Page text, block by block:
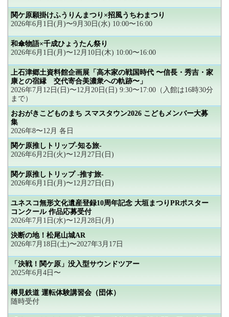
関ケ原願掛けふうりんまつり×招風うちわまつり
2026年6月1日(月)〜9月30日(水) 10:00〜16:00
和傘物語×千成ひょうたん祭り
2026年6月1日(月)〜12月10日(木) 10:00〜16:00
上石津郷土資料館企画展「高木家の戦国時代 〜信長・秀吉・家
康との宿縁 交代寄合美濃衆への軌跡〜」
2026年7月12日(日)〜12月20日(日) 9:30〜17:00（入館は16時30分
まで）
おおがきこどものまち スマスタウン2026 こどもメンバー大募
集
2026年8〜12月 各日
関ケ原推しトリップ-知る旅-
2026年6月2日(火)〜12月27日(日)
関ケ原推しトリップ -推す旅-
2026年6月1日(月)〜12月27日(日)
ユネスコ無形文化遺産登録10周年記念 大垣まつりPRポスター
コンクール 作品応募受付
2026年7月1日(水)〜12月28日(月)
決断の地！松尾山城AR
2026年7月18日(土)〜2027年3月17日
「決戦！関ケ原」没入型サウンドツアー
2025年6月4日〜
樽見鉄道 運転体験講習会（団体）
随時受付